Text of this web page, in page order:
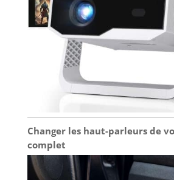
Changer les haut-parleurs de
complet